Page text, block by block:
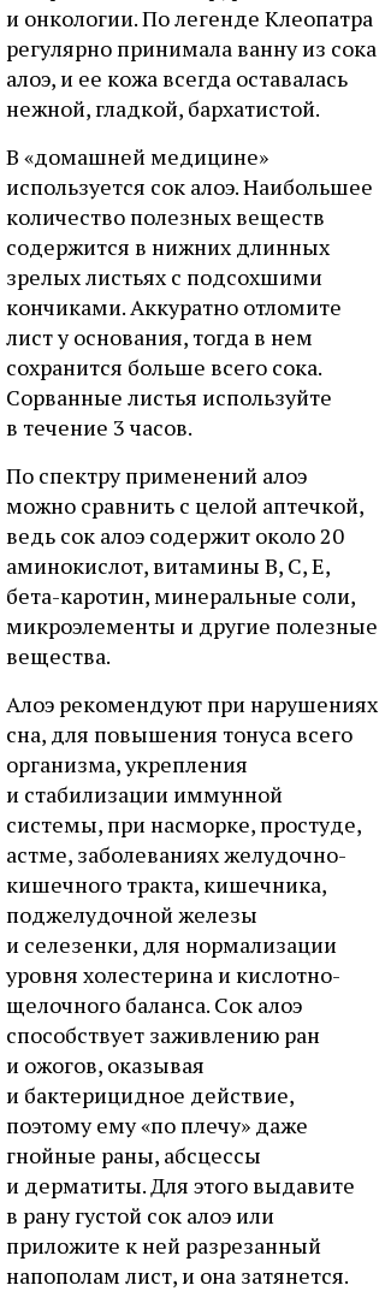
и онкологии. По легенде Клеопатра
регулярно принимала ванну из сока
алоэ, и ее кожа всегда оставалась
нежной, гладкой, бархатистой.
В «домашней медицине»
используется сок алоэ. Наибольшее
количество полезных веществ
содержится в нижних длинных
зрелых листьях с подсохшими
кончиками. Аккуратно отломите
лист у основания, тогда в нем
сохранится больше всего сока.
Сорванные листья используйте
в течение 3 часов.
По спектру применений алоэ
можно сравнить с целой аптечкой,
ведь сок алоэ содержит около 20
аминокислот, витамины В, С, Е,
бета-каротин, минеральные соли,
микроэлементы и другие полезные
вещества.
Алоэ рекомендуют при нарушениях
сна, для повышения тонуса всего
организма, укрепления
и стабилизации иммунной
системы, при насморке, простуде,
астме, заболеваниях желудочно-
кишечного тракта, кишечника,
поджелудочной железы
и селезенки, для нормализации
уровня холестерина и кислотно-
щелочного баланса. Сок алоэ
способствует заживлению ран
и ожогов, оказывая
и бактерицидное действие,
поэтому ему «по плечу» даже
гнойные раны, абсцессы
и дерматиты. Для этого выдавите
в рану густой сок алоэ или
приложите к ней разрезанный
напополам лист, и она затянется.